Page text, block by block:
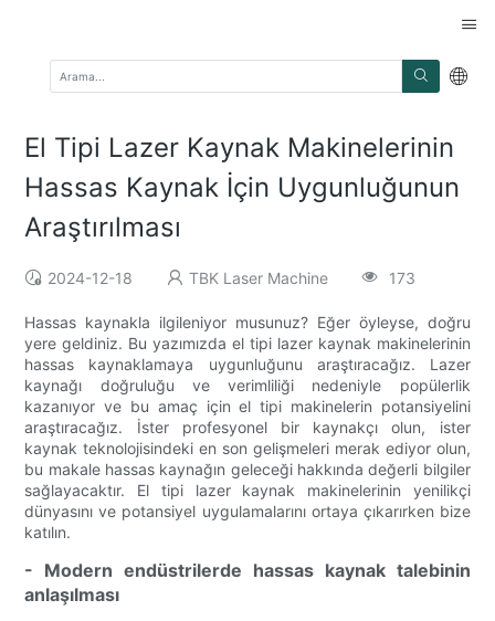
El Tipi Lazer Kaynak Makinelerinin
Hassas Kaynak İçin Uygunluğunun
Araştırılması
2024-12-18 TBK Laser Machine 173
Hassas kaynakla ilgileniyor musunuz? Eğer öyleyse, doğru
yere geldiniz. Bu yazımızda el tipi lazer kaynak makinelerinin
hassas kaynaklamaya uygunluğunu araştıracağız. Lazer
kaynağı doğruluğu ve verimliliği nedeniyle popülerlik
kazanıyor ve bu amaç için el tipi makinelerin potansiyelini
araştıracağız. İster profesyonel bir kaynakçı olun, ister
kaynak teknolojisindeki en son gelişmeleri merak ediyor olun,
bu makale hassas kaynağın geleceği hakkında değerli bilgiler
sağlayacaktır. El tipi lazer kaynak makinelerinin yenilikçi
dünyasını ve potansiyel uygulamalarını ortaya çıkarırken bize
katılın.
- Modern endüstrilerde hassas kaynak talebinin
anlaşılması